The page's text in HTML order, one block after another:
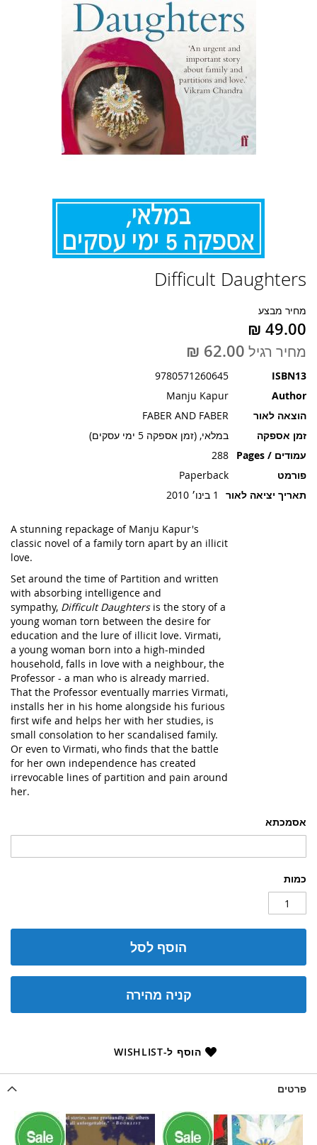
אסמכתא
כמות
הוסף לסל
קניה מהירה
הוסף ל-WISHLIST
Difficult Daughters
מחיר מבצע
מחיר רגיל
ISBN13
9780571260645
Author
Manju Kapur
הוצאה לאור
FABER AND FABER
זמן אספקה
במלאי, (זמן אספקה 5 ימי עסקים)
עמודים / Pages
288
פורמט
Paperback
תאריך יציאה לאור
1 בינו׳ 2010
A stunning repackage of Manju Kapur's
classic novel of a family torn apart by an illicit
love.
Set around the time of Partition and written
with absorbing intelligence and
sympathy, Difficult Daughters is the story of a
young woman torn between the desire for
education and the lure of illicit love. Virmati,
a young woman born into a high-minded
household, falls in love with a neighbour, the
Professor - a man who is already married.
That the Professor eventually marries Virmati,
installs her in his home alongside his furious
first wife and helps her with her studies, is
small consolation to her scandalised family.
Or even to Virmati, who finds that the battle
for her own independence has created
irrevocable lines of partition and pain around
her.
להתחלה
גלריית
תמונות
פרטים